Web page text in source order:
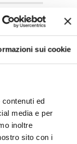
sui cookie
ed
media e per
inoltre
sito con i